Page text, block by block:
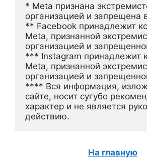
* Meta признана
организацией и запрещена
** Facebook принадлежит
Meta, признанной
организацией и
*** Instagram принадлежит
Meta, признанной
организацией и
**** Вся информация,
сайте, носит сугубо
характер и не является
действию.
На главную